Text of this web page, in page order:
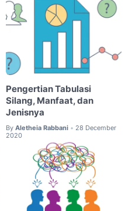
Pengertian Tabulasi
Silang, Manfaat, dan
Jenisnya
By Aletheia Rabbani • 28 December
2020